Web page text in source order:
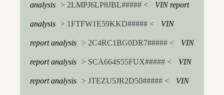
analysis > 2LMPJ6LP8JBL##### < VIN report
analysis > 1FTFW1E59KKD##### < VIN
report analysis > 2C4RC1BG0DR7##### < VIN
report analysis > SCA664S55FUX##### < VIN
report analysis > JTEZU5JR2D50##### < VIN